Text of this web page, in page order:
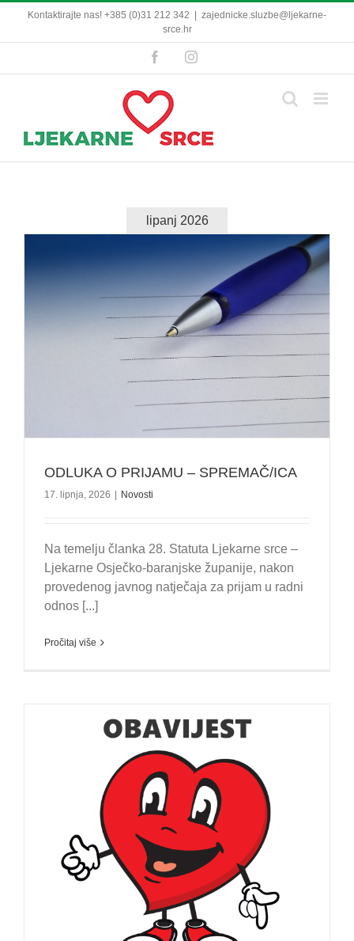
content
Kontaktirajte nas! +385 (0)31 212 342
zajednicke.sluzbe@ljekarne-
srce.hr
FacebookInstagram
lipanj 2026
ODLUKA O PRIJAMU – SPREMAČ/ICA
17. lipnja, 2026 | Novosti
Na temelju članka 28. Statuta Ljekarne srce –
Ljekarne Osječko-baranjske županije, nakon
provedenog javnog natječaja za prijam u radni
odnos [...]
Pročitaj više